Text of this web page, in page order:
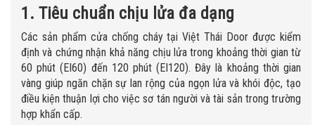
1. Tiêu chuẩn chịu lửa đa dạng
Các sản phẩm cửa chống cháy tại Việt Thái Door được kiểm
định và chứng nhận khả năng chịu lửa trong khoảng thời gian từ
60 phút (EI60) đến 120 phút (EI120). Đây là khoảng thời gian
vàng giúp ngăn chặn sự lan rộng của ngọn lửa và khói độc, tạo
điều kiện thuận lợi cho việc sơ tán người và tài sản trong trường
hợp khẩn cấp.